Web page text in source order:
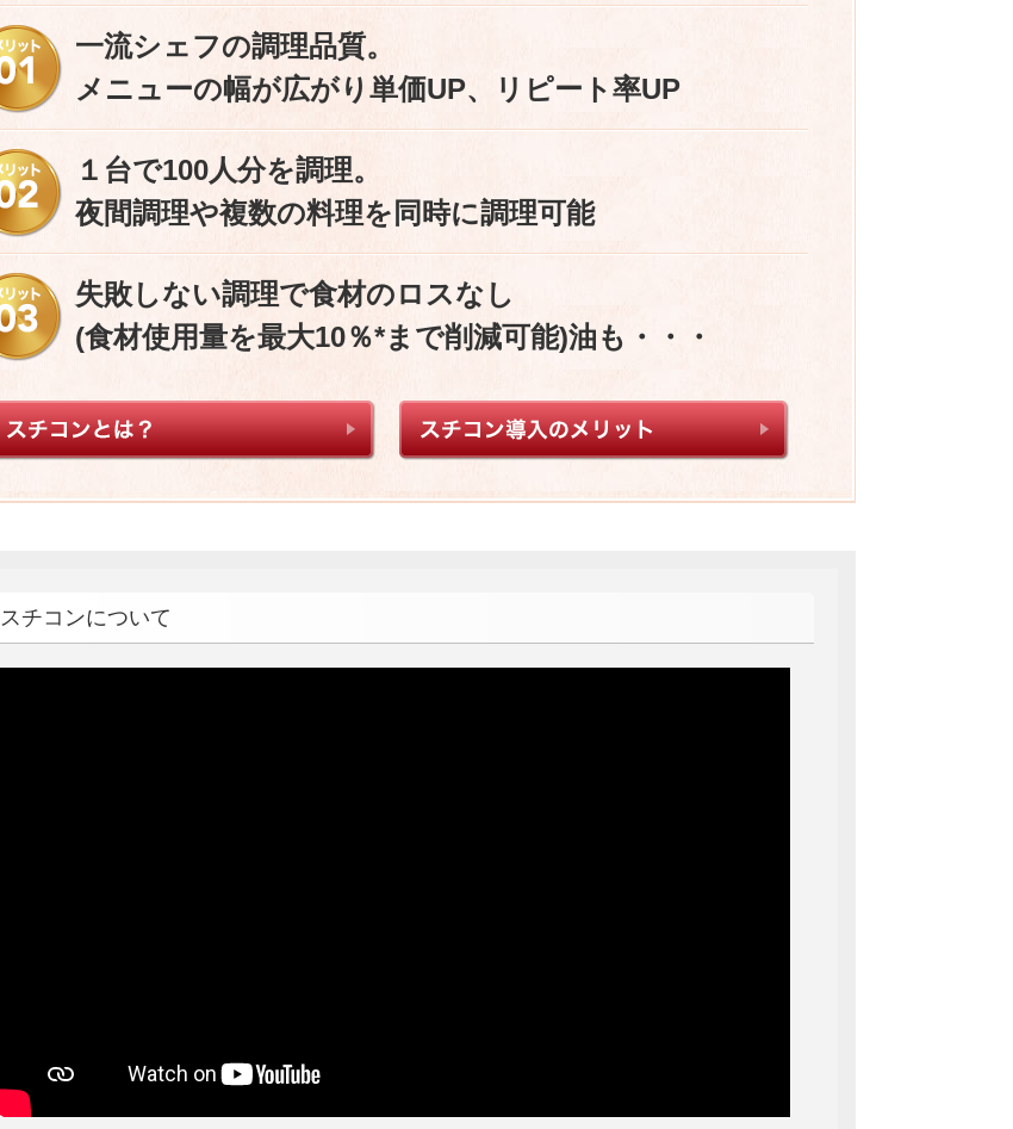
一流シェフの調理品質。
メニューの幅が広がり単価UP、リピート率UP
１台で100人分を調理。
夜間調理や複数の料理を同時に調理可能
失敗しない調理で食材のロスなし
(食材使用量を最大10％*まで削減可能)油も・・・
スチコンについて